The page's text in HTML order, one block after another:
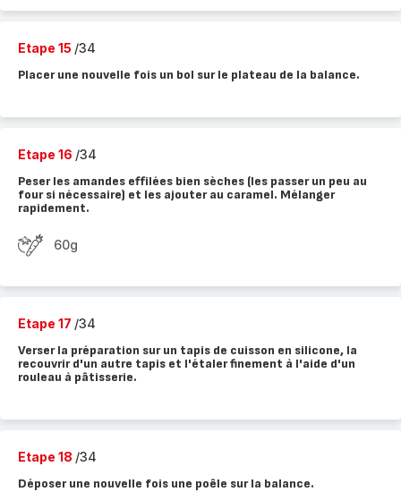
Etape 15 /34
Placer une nouvelle fois un bol sur le plateau de la balance.
Etape 16 /34
Peser les amandes effilées bien sèches (les passer un peu au
four si nécessaire) et les ajouter au caramel. Mélanger
rapidement.
60g
Etape 17 /34
Verser la préparation sur un tapis de cuisson en silicone, la
recouvrir d'un autre tapis et l'étaler finement à l'aide d'un
rouleau à pâtisserie.
Etape 18 /34
Déposer une nouvelle fois une poêle sur la balance.